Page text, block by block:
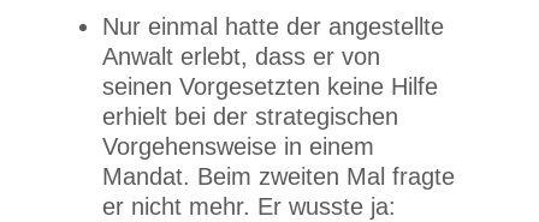
Nur einmal hatte der angestellte
Anwalt erlebt, dass er von
seinen Vorgesetzten keine Hilfe
erhielt bei der strategischen
Vorgehensweise in einem
Mandat. Beim zweiten Mal fragte
er nicht mehr. Er wusste ja: